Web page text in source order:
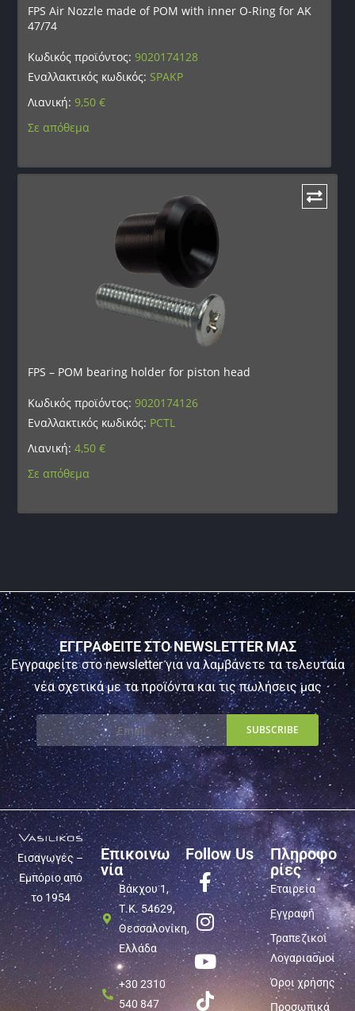
FPS Air Nozzle made of POM with inner O-Ring for AK
47/74
Κωδικός προϊόντος:9020174128
Εναλλακτικός κωδικός: SPAKP
Λιανική:9,50€
Σε απόθεμα
FPS – POM bearing holder for piston head
Κωδικός προϊόντος:9020174126
Εναλλακτικός κωδικός: PCTL
Λιανική:4,50€
Σε απόθεμα
ΕΓΓΡΑΦΕΙΤΕ ΣΤΟ NEWSLETTER ΜΑΣ
Εγγραφείτε στο newsletter για να λαμβάνετε τα τελευταία
νέα σχετικά με τα προϊόντα και τις πωλήσεις μας
Εισαγωγές –
Εμπόριο από
το 1954
Επικοινω
νία
Βάκχου 1,
Τ.Κ. 54629,
Θεσσαλονίκη,
Ελλάδα
+30 2310
540 847
Follow Us
Πληροφο
ρίες
Εταιρεία
Εγγραφή
Τραπεζικοί
Λογαριασμοί
Όροι χρήσης
Προσωπικά